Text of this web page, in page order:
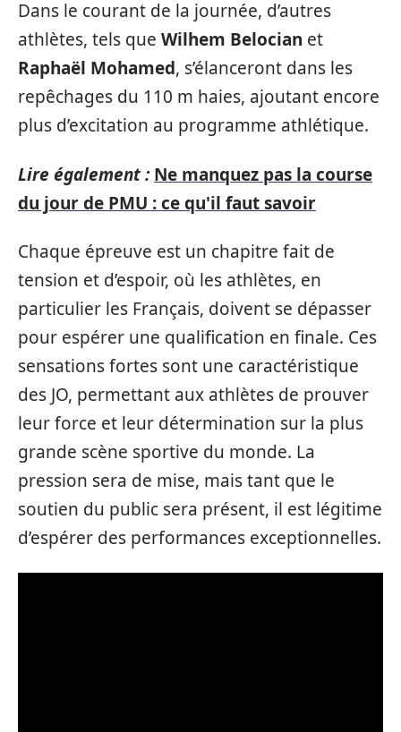
Dans le courant de la journée, d’autres
athlètes, tels que Wilhem Belocian et
Raphaël Mohamed, s’élanceront dans les
repêchages du 110 m haies, ajoutant encore
plus d’excitation au programme athlétique.
Lire également : Ne manquez pas la course
du jour de PMU : ce qu'il faut savoir
Chaque épreuve est un chapitre fait de
tension et d’espoir, où les athlètes, en
particulier les Français, doivent se dépasser
pour espérer une qualification en finale. Ces
sensations fortes sont une caractéristique
des JO, permettant aux athlètes de prouver
leur force et leur détermination sur la plus
grande scène sportive du monde. La
pression sera de mise, mais tant que le
soutien du public sera présent, il est légitime
d’espérer des performances exceptionnelles.